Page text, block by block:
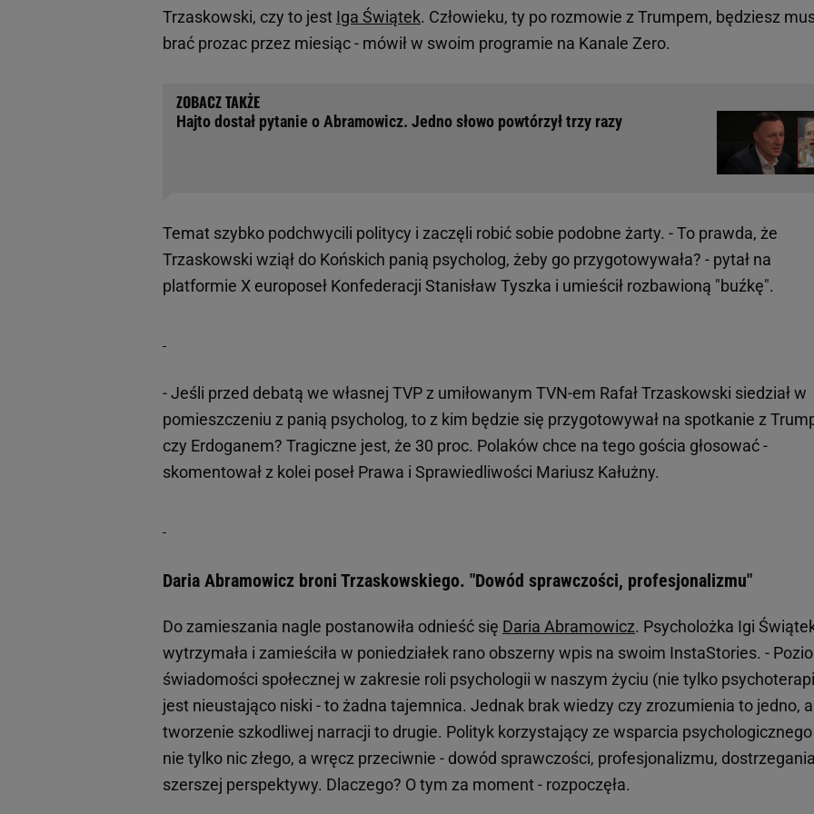
Trzaskowski, czy to jest Iga Świątek. Człowieku, ty po rozmowie z Trumpem, będziesz
brać prozac przez miesiąc - mówił w swoim programie na Kanale Zero.
Hajto dostał pytanie o Abramowicz. Jedno słowo powtórzył trzy razy
Temat szybko podchwycili politycy i zaczęli robić sobie podobne żarty. - To prawda, że
Trzaskowski wziął do Końskich panią psycholog, żeby go przygotowywała? - pytał na
platformie X europoseł Konfederacji Stanisław Tyszka i umieścił rozbawioną "buźkę".
- Jeśli przed debatą we własnej TVP z umiłowanym TVN-em Rafał Trzaskowski siedział w
pomieszczeniu z panią psycholog, to z kim będzie się przygotowywał na spotkanie z
czy Erdoganem? Tragiczne jest, że 30 proc. Polaków chce na tego gościa głosować -
skomentował z kolei poseł Prawa i Sprawiedliwości Mariusz Kałużny.
Daria Abramowicz broni Trzaskowskiego. "Dowód sprawczości, profesjonalizmu"
Do zamieszania nagle postanowiła odnieść się Daria Abramowicz. Psycholożka Igi
wytrzymała i zamieściła w poniedziałek rano obszerny wpis na swoim InstaStories. -
świadomości społecznej w zakresie roli psychologii w naszym życiu (nie tylko
jest nieustająco niski - to żadna tajemnica. Jednak brak wiedzy czy zrozumienia to jedno, a
tworzenie szkodliwej narracji to drugie. Polityk korzystający ze wsparcia
nie tylko nic złego, a wręcz przeciwnie - dowód sprawczości, profesjonalizmu,
szerszej perspektywy. Dlaczego? O tym za moment - rozpoczęła.